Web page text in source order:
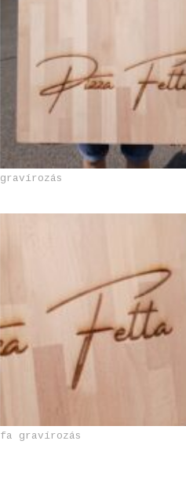
gravírozás
fa gravírozás